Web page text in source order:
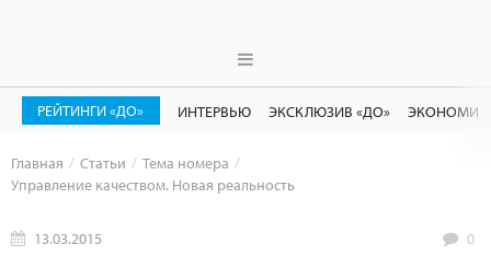
РЕЙТИНГИ «ДО» ИНТЕРВЬЮ ЭКСКЛЮЗИВ «ДО»
Главная Статьи
Тема номера
Управление качеством. Новая реальность
13.03.2015 0